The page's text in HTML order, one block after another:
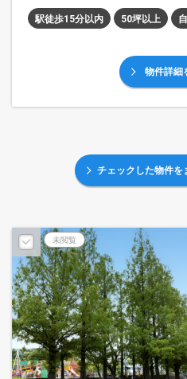
駅徒歩15分以内 50坪以上
物件詳細
チェックした物件を
未閲覧